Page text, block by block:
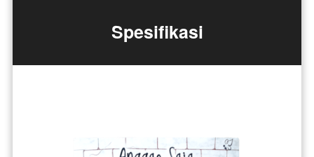
Spesifikasi